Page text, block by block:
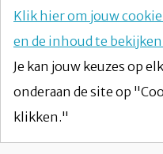
Klik hier om jouw
en de inhoud te
Je kan jouw keuzes op
onderaan de site op
klikken."